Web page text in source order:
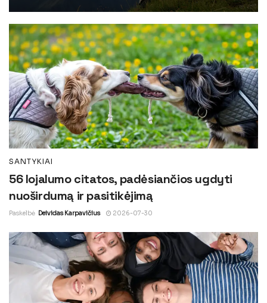
SANTYKIAI
56 lojalumo citatos, padėsiančios ugdyti
nuoširdumą ir pasitikėjimą
Paskelbė Deividas Karpavičius 2026-07-30